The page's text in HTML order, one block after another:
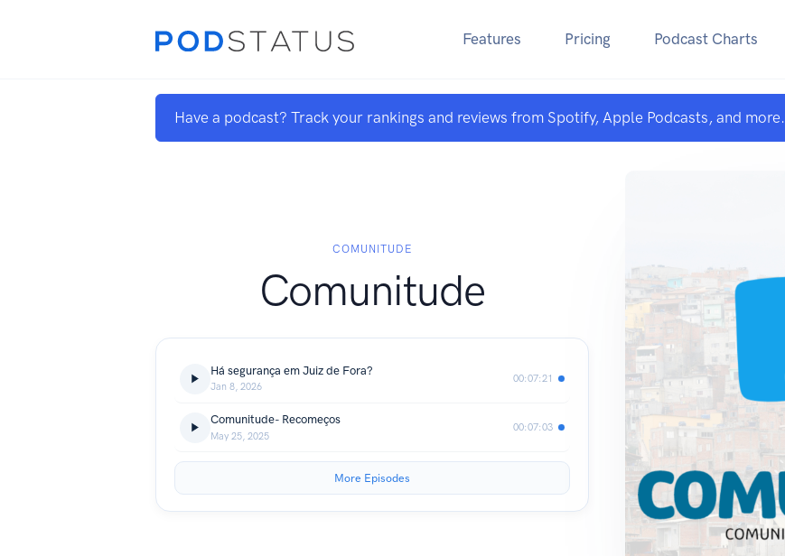
Features Pricing Podcast Charts
Have a podcast? Track your rankings and reviews from Spotify, Apple Podcasts, and more.
COMUNITUDE
Comunitude
Há segurança em Juiz de Fora?
Jan 8, 2026
00:07:21
Comunitude- Recomeços
May 25, 2025
00:07:03
More Episodes